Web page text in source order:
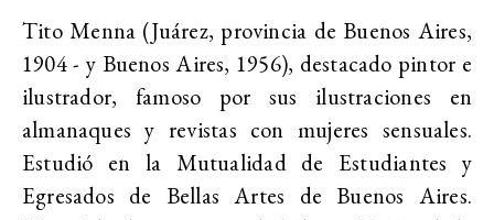
Tito Menna (Juárez, provincia de Buenos Aires,
1904 - y Buenos Aires, 1956), destacado pintor e
ilustrador, famoso por sus ilustraciones en
almanaques y revistas con mujeres sensuales.
Estudió en la Mutualidad de Estudiantes y
Egresados de Bellas Artes de Buenos Aires.